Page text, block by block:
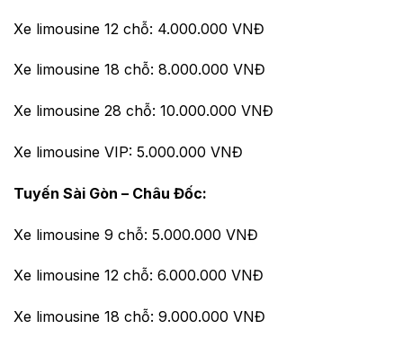
Xe limousine 12 chỗ: 4.000.000 VNĐ
Xe limousine 18 chỗ: 8.000.000 VNĐ
Xe limousine 28 chỗ: 10.000.000 VNĐ
Xe limousine VIP: 5.000.000 VNĐ
Tuyến Sài Gòn – Châu Đốc:
Xe limousine 9 chỗ: 5.000.000 VNĐ
Xe limousine 12 chỗ: 6.000.000 VNĐ
Xe limousine 18 chỗ: 9.000.000 VNĐ